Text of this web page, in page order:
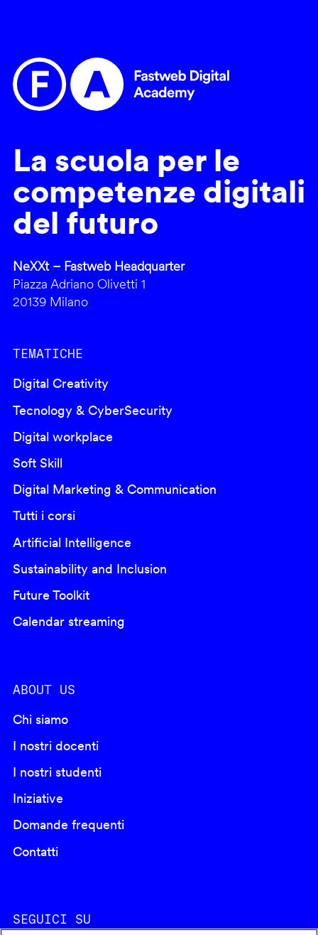
La scuola per le
competenze digitali
del futuro
NeXXt – Fastweb Headquarter
Piazza Adriano Olivetti 1
20139 Milano
TEMATICHE
Digital Creativity
Tecnology & CyberSecurity
Digital workplace
Soft Skill
Digital Marketing & Communication
Tutti i corsi
Artificial Intelligence
Sustainability and Inclusion
Future Toolkit
Calendar streaming
ABOUT US
Chi siamo
I nostri docenti
I nostri studenti
Iniziative
Domande frequenti
Contatti
SEGUICI SU